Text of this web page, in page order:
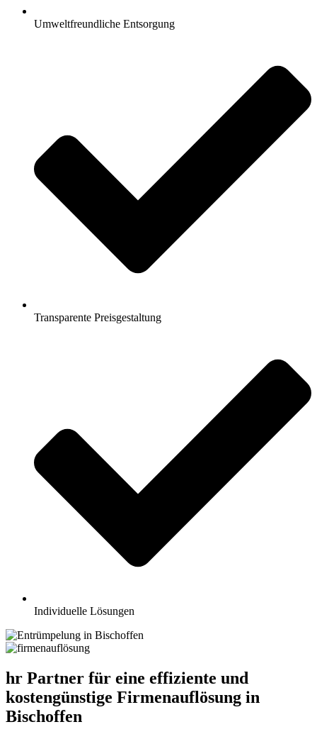
Umweltfreundliche Entsorgung
Transparente Preisgestaltung
Individuelle Lösungen
hr Partner für eine effiziente und
kostengünstige Firmenauflösung in
Bischoffen